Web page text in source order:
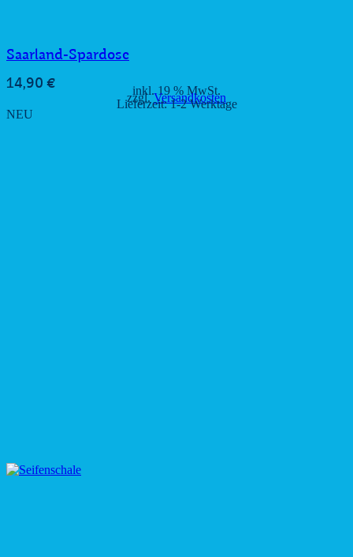
Saarland-Spardose
14,90 € inkl. 19 % MwSt.
zzgl.Versandkosten
Lieferzeit:1-2 Werktage
NEU